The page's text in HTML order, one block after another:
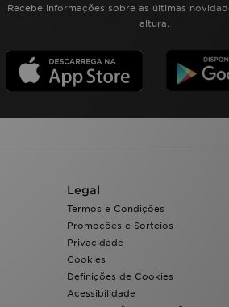
Recebe informações sobre as últimas
altura.
Legal
Termos e Condições
Promoções e Sorteios
Privacidade
Cookies
Definições de Cookies
Acessibilidade